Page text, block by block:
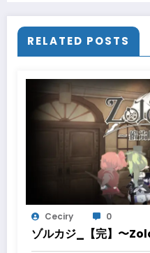
RELATED POSTS
Ceciry 0
ゾルカジ_【完】〜